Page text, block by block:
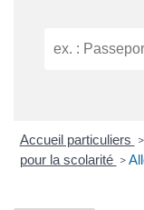
Accueil particuliers >
pour la scolarité >